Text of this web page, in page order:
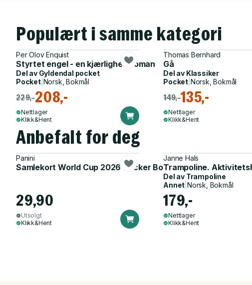
Populært i samme kategori
Per Olov Enquist
Styrtet engel - en kjærlighetsroman
Del av Gyldendal pocket
Pocket| Norsk, Bokmål
229,-208,-
Nettlager
Klikk&Hent
Thomas Bernhard
Gå
Del av Klassiker
Pocket| Norsk, Bokmål
149,-135,-
Nettlager
Klikk&Hent
Anbefalt for deg
Panini
Samlekort World Cup 2026 Sticker Booster
29,90
Utsolgt
Klikk&Hent
Janne Hals
Trampoline.
Del av Trampoline
Annet Norsk, Bokmål
179,-
Nettlager
Klikk&Hent